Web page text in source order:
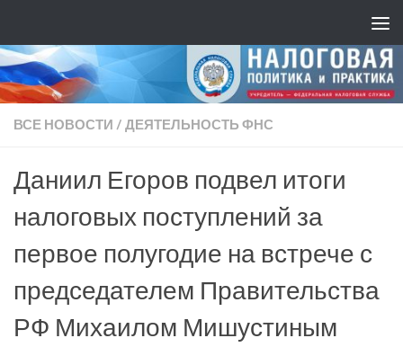
ВСЕ НОВОСТИ/ДЕЯТЕЛЬНОСТЬ ФНС
Даниил Егоров подвел итоги
налоговых поступлений за
первое полугодие на встрече с
председателем Правительства
РФ Михаилом Мишустиным